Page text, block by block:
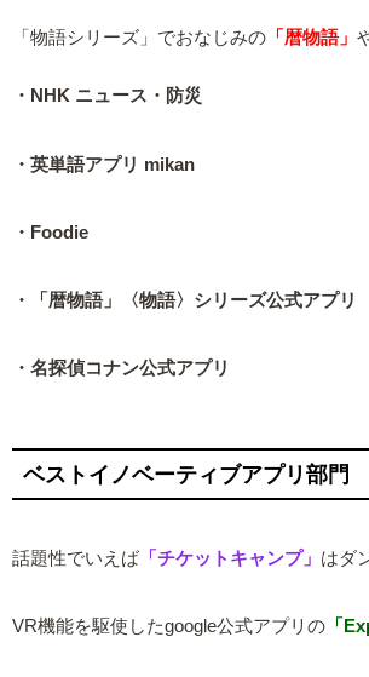
「物語シリーズ」でおなじみの 「暦物語」
・NHK ニュース・防災
・英単語アプリ mikan
・Foodie
・「暦物語」〈物語〉シリーズ公式アプリ
・名探偵コナン公式アプリ
ベストイノベーティブアプリ部門
話題性でいえば「チケットキャンプ」 はダ
VR機能を駆使したgoogle公式アプリの 「